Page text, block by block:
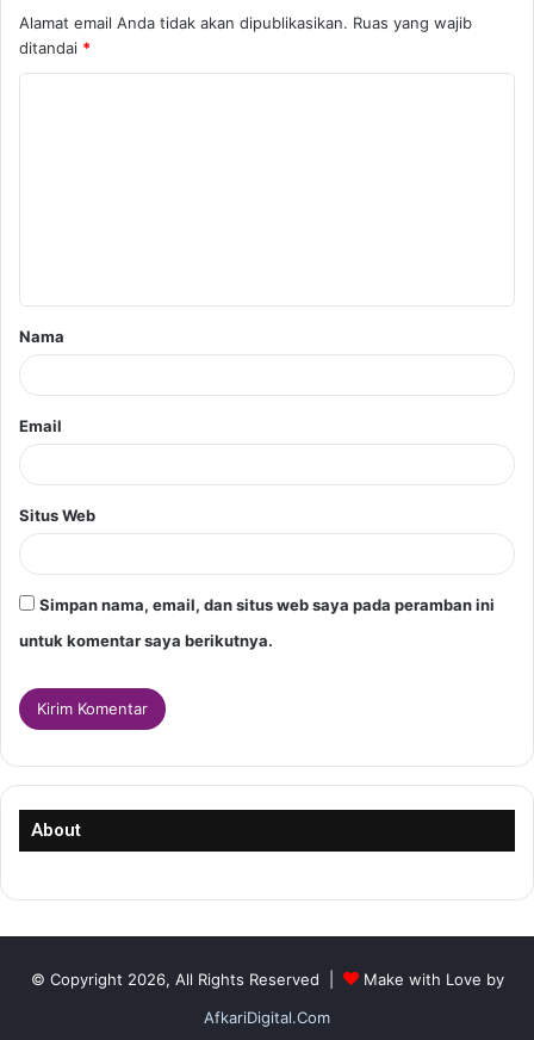
Alamat email Anda tidak akan dipublikasikan. Ruas yang wajib
ditandai *
a
r
*
Nama
Email
Situs Web
Simpan nama, email, dan situs web saya pada peramban ini
untuk komentar saya berikutnya.
About
© Copyright 2026, All Rights Reserved |
Make with Love by
AfkariDigital.Com